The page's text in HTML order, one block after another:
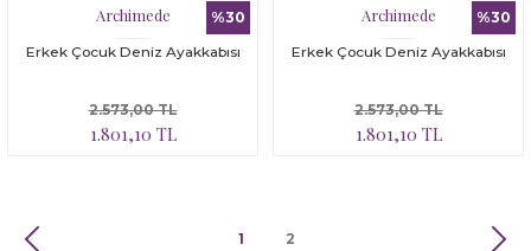
%30
Archimede
Erkek Çocuk Deniz Ayakkabısı
1.801,10 TL
2.573,00 TL
%30
Archimede
Erkek Çocuk Deniz Ayakkabısı
1.801,10 TL
2.573,00 TL
1 2